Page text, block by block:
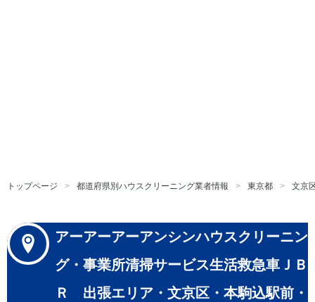
トップページ 都道府県別ハウスクリーニング業者情報 東京都 文京
アーアーアーアンシンハウスクリーニン
グ・事業所清掃サービス生活救急車ＪＢ
Ｒ 出張エリア・文京区・本駒込駅前・